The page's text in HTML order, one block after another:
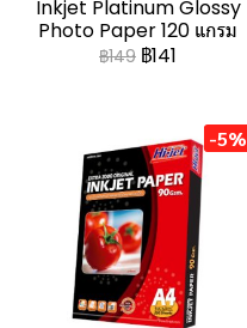
Inkjet Platinum Glossy
Photo Paper 120 แกรม
฿149 ฿141
-5%